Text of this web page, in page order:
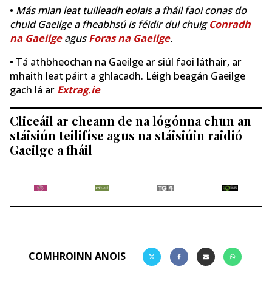
• Más mian leat tuilleadh eolais a fháil faoi conas do
chuid Gaeilge a fheabhsú is féidir dul chuigConradh
na GaeilgeagusForas na Gaeilge.
• Tá athbheochan na Gaeilge ar siúl faoi láthair, ar
mhaith leat páirt a ghlacadh. Léigh beagán Gaeilge
gach lá ar Extrag.ie
Cliceáil ar cheann de na lógónna chun an
stáisiún teilifíse agus na stáisiúin raidió
Gaeilge a fháil
COMHROINN ANOIS